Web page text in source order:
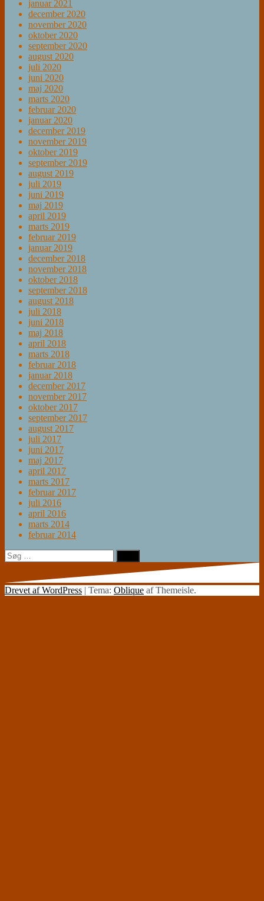
januar 2021
december 2020
november 2020
oktober 2020
september 2020
august 2020
juli 2020
juni 2020
maj 2020
marts 2020
februar 2020
januar 2020
december 2019
november 2019
oktober 2019
september 2019
august 2019
juli 2019
juni 2019
maj 2019
april 2019
marts 2019
februar 2019
januar 2019
december 2018
november 2018
oktober 2018
september 2018
august 2018
juli 2018
juni 2018
maj 2018
april 2018
marts 2018
februar 2018
januar 2018
december 2017
november 2017
oktober 2017
september 2017
august 2017
juli 2017
juni 2017
maj 2017
april 2017
marts 2017
februar 2017
juli 2016
april 2016
marts 2014
februar 2014
Søg
efter:
Drevet af WordPress | Tema: Oblique af Themeisle.